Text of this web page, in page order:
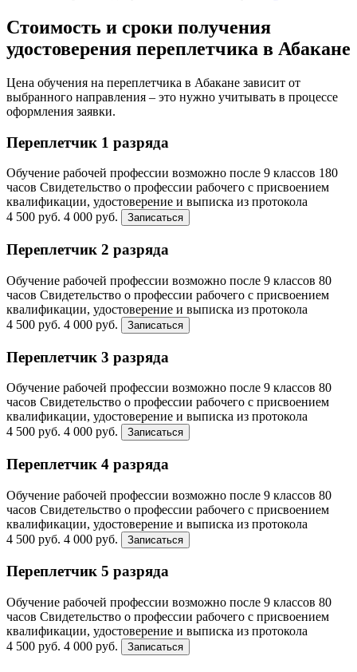
Стоимость и сроки получения
удостоверения переплетчика в Абакане
Цена обучения на переплетчика в Абакане зависит от
выбранного направления – это нужно учитывать в процессе
оформления заявки.
Переплетчик 1 разряда
Обучение рабочей профессии возможно после 9 классов 180
часов Свидетельство о профессии рабочего с присвоением
квалификации, удостоверение и выписка из протокола
4 500 руб. 4 000 руб. Записаться
Переплетчик 2 разряда
Обучение рабочей профессии возможно после 9 классов 80
часов Свидетельство о профессии рабочего с присвоением
квалификации, удостоверение и выписка из протокола
4 500 руб. 4 000 руб. Записаться
Переплетчик 3 разряда
Обучение рабочей профессии возможно после 9 классов 80
часов Свидетельство о профессии рабочего с присвоением
квалификации, удостоверение и выписка из протокола
4 500 руб. 4 000 руб. Записаться
Переплетчик 4 разряда
Обучение рабочей профессии возможно после 9 классов 80
часов Свидетельство о профессии рабочего с присвоением
квалификации, удостоверение и выписка из протокола
4 500 руб. 4 000 руб. Записаться
Переплетчик 5 разряда
Обучение рабочей профессии возможно после 9 классов 80
часов Свидетельство о профессии рабочего с присвоением
квалификации, удостоверение и выписка из протокола
4 500 руб. 4 000 руб. Записаться